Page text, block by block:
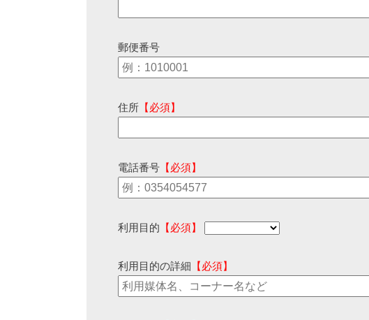
郵便番号
住所 【必須】
電話番号 【必須】
利用目的 【必須】
利用目的の詳細 【必須】